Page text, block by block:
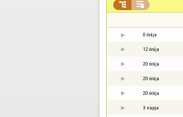
 
0 órája
12 órája
20 órája
20 órája
20 órája
3 napja